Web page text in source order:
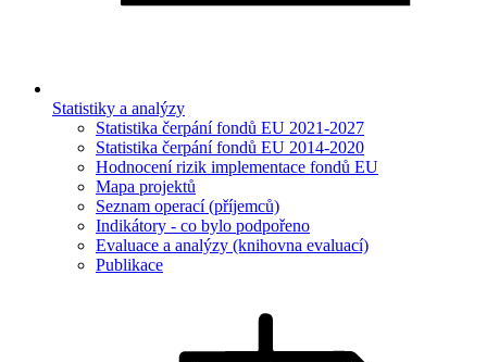
Statistiky a analýzy
Statistika čerpání fondů EU 2021-2027
Statistika čerpání fondů EU 2014-2020
Hodnocení rizik implementace fondů EU
Mapa projektů
Seznam operací (příjemců)
Indikátory - co bylo podpořeno
Evaluace a analýzy (knihovna evaluací)
Publikace